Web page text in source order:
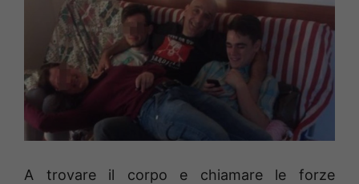
A trovare il corpo e chiamare le forze